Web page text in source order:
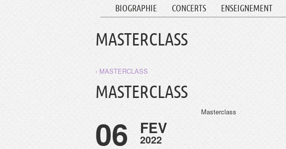
BIOGRAPHIE CONCERTS ENSEIGNEMENT
MASTERCLASS
‹ MASTERCLASS
MASTERCLASS
06 FEV
2022
Masterclass